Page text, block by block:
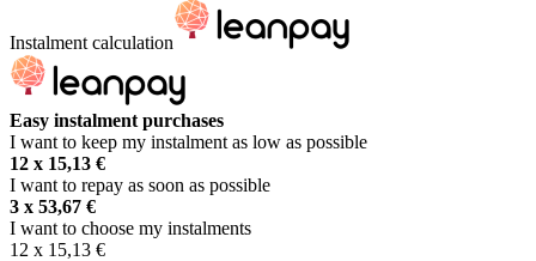
Instalment calculation
Easy instalment purchases
I want to keep my instalment as low as possible
12 x 15,13 €
I want to repay as soon as possible
3 x 53,67 €
I want to choose my instalments
12 x 15,13 €